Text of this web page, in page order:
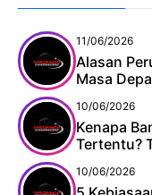
11/06/2026
Alasan
Masa
10/06/2026
Kenapa
Tertentu?
10/06/2026